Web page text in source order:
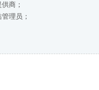
商；
理员；